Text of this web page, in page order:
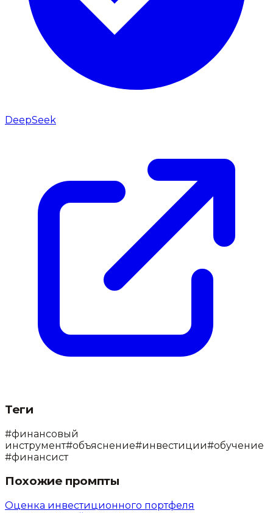
DeepSeek
Теги
#финансовый
инструмент#объяснение#инвестиции#обучение
#финансист
Похожие промпты
Оценка инвестиционного портфеля